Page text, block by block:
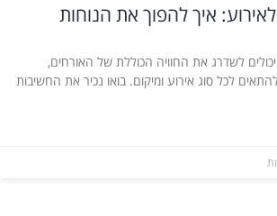
לאירוע: איך להפוך את הנוחות
יכולים לשדרג את החוויה הכוללת של האורחים,
לכל סוג אירוע ומיקום. בואו נכיר את החשיבות